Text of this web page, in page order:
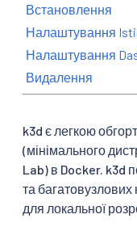
Встановлення
Налаштування
Налаштування
Видалення
k3d є легкою
(мінімального
Lab) в Docker. k3d
та багатовузлових
для локальної